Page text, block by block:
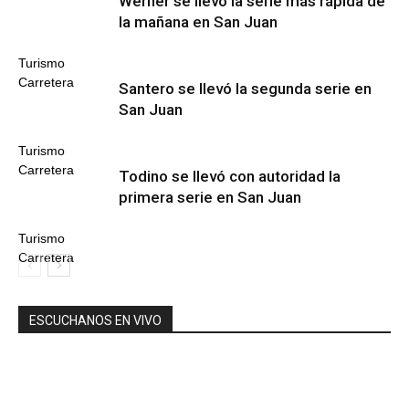
Turismo
Carretera
la mañana en San Juan
Turismo
Carretera
Santero se llevó la segunda serie en
San Juan
Turismo
Carretera
Todino se llevó con autoridad la
primera serie en San Juan
ESCUCHANOS EN VIVO